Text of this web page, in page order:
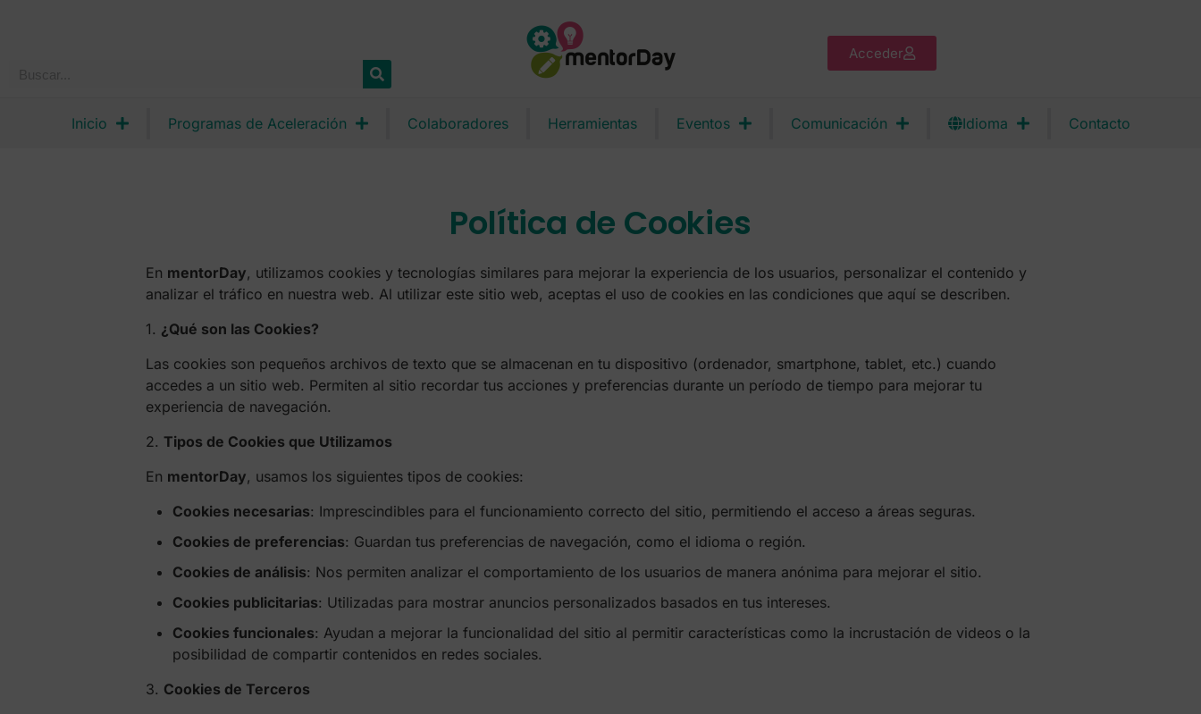
Acceder
Inicio Programas de Aceleración Colaboradores Herramientas Eventos Comunicación Idioma Contacto
Política de Cookies
En mentorDay, utilizamos cookies y tecnologías similares para mejorar la experiencia de los usuarios, personalizar el contenido y
analizar el tráfico en nuestra web. Al utilizar este sitio web, aceptas el uso de cookies en las condiciones que aquí se describen.
1. ¿Qué son las Cookies?
Las cookies son pequeños archivos de texto que se almacenan en tu dispositivo (ordenador, smartphone, tablet, etc.) cuando
accedes a un sitio web. Permiten al sitio recordar tus acciones y preferencias durante un período de tiempo para mejorar tu
experiencia de navegación.
2. Tipos de Cookies que Utilizamos
En mentorDay, usamos los siguientes tipos de cookies:
Cookies necesarias: Imprescindibles para el funcionamiento correcto del sitio, permitiendo el acceso a áreas seguras.
Cookies de preferencias: Guardan tus preferencias de navegación, como el idioma o región.
Cookies de análisis: Nos permiten analizar el comportamiento de los usuarios de manera anónima para mejorar el sitio.
Cookies publicitarias: Utilizadas para mostrar anuncios personalizados basados en tus intereses.
Cookies funcionales: Ayudan a mejorar la funcionalidad del sitio al permitir características como la incrustación de videos o la
posibilidad de compartir contenidos en redes sociales.
3. Cookies de Terceros